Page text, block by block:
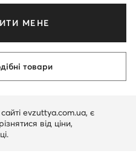
МЕНЕ
товари
evzuttya.com.ua, є
від ціни,